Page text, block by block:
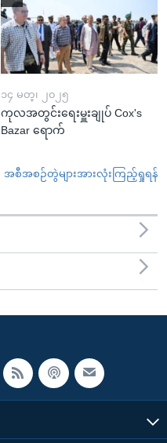
၁၄ မတ္၊ ၂၀၂၅
ကုလအတွင်းရေးမှူးချုပ် Cox's
Bazar ရောက်
အစီအစဉ်တွဲများအားလုံးကြည့်ရှုရန်